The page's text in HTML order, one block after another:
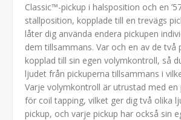
Classic™-pickup i halsposition och en
stallposition, kopplade till en trevägs
låter dig använda endera pickupen
dem tillsammans. Var och en av de två
kopplad till sin egen volymkontroll, så
ljudet från pickuperna tillsammans i
Varje volymkontroll är utrustad med en
för coil tapping, vilket ger dig två olika
pickup, och varje pickup har också sin